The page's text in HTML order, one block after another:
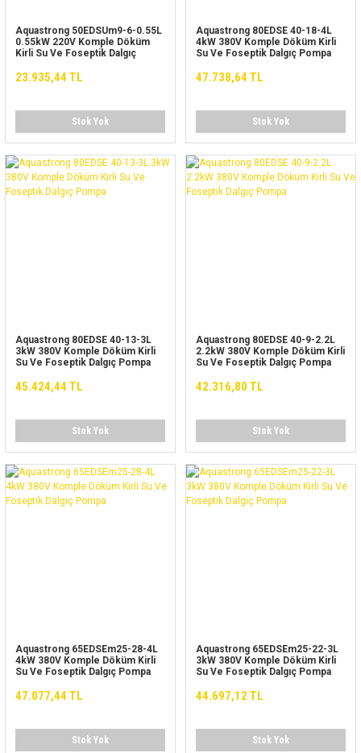
Aquastrong 50EDSUm9-6-0.55L
0.55kW 220V Komple Döküm
Kirli Su Ve Foseptik Dalgıç
23.935,44 TL
Stok Yok
Aquastrong 80EDSE 40-18-4L
4kW 380V Komple Döküm Kirli
Su Ve Foseptik Dalgıç Pompa
47.738,64 TL
Stok Yok
Aquastrong 80EDSE 40-13-3L
3kW 380V Komple Döküm Kirli
Su Ve Foseptik Dalgıç Pompa
45.424,44 TL
Stok Yok
Aquastrong 80EDSE 40-9-2.2L
2.2kW 380V Komple Döküm Kirli
Su Ve Foseptik Dalgıç Pompa
42.316,80 TL
Stok Yok
Aquastrong 65EDSEm25-28-4L
4kW 380V Komple Döküm Kirli
Su Ve Foseptik Dalgıç Pompa
47.077,44 TL
Stok Yok
Aquastrong 65EDSEm25-22-3L
3kW 380V Komple Döküm Kirli
Su Ve Foseptik Dalgıç Pompa
44.697,12 TL
Stok Yok